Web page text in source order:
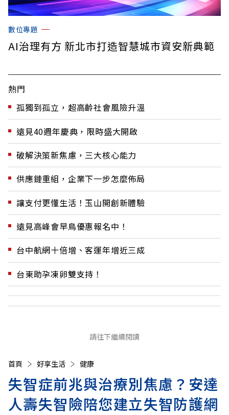
數位專題
AI治理有方 新北市打造智慧城市資安新典範
熱門
孤獨到孤立，超高齡社會風險升溫
遠見40週年慶典，限時盛大開啟
破解決策新焦慮，三大核心能力
供應鏈重組，企業下一步怎麼佈局
讓支付更懂生活！玉山開創新體驗
遠見高峰會早鳥優惠報名中！
台中航網十倍增、客運年增近三成
台東助孕凍卵雙支持！
請往下繼續閱讀
首頁 好享生活 健康
失智症前兆與治療別焦慮？安達
人壽失智險陪您建立失智防護網